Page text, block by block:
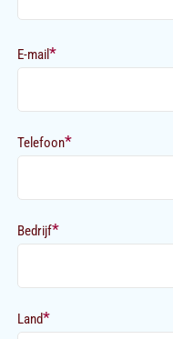
E-mail*
Telefoon*
Bedrijf*
Land*